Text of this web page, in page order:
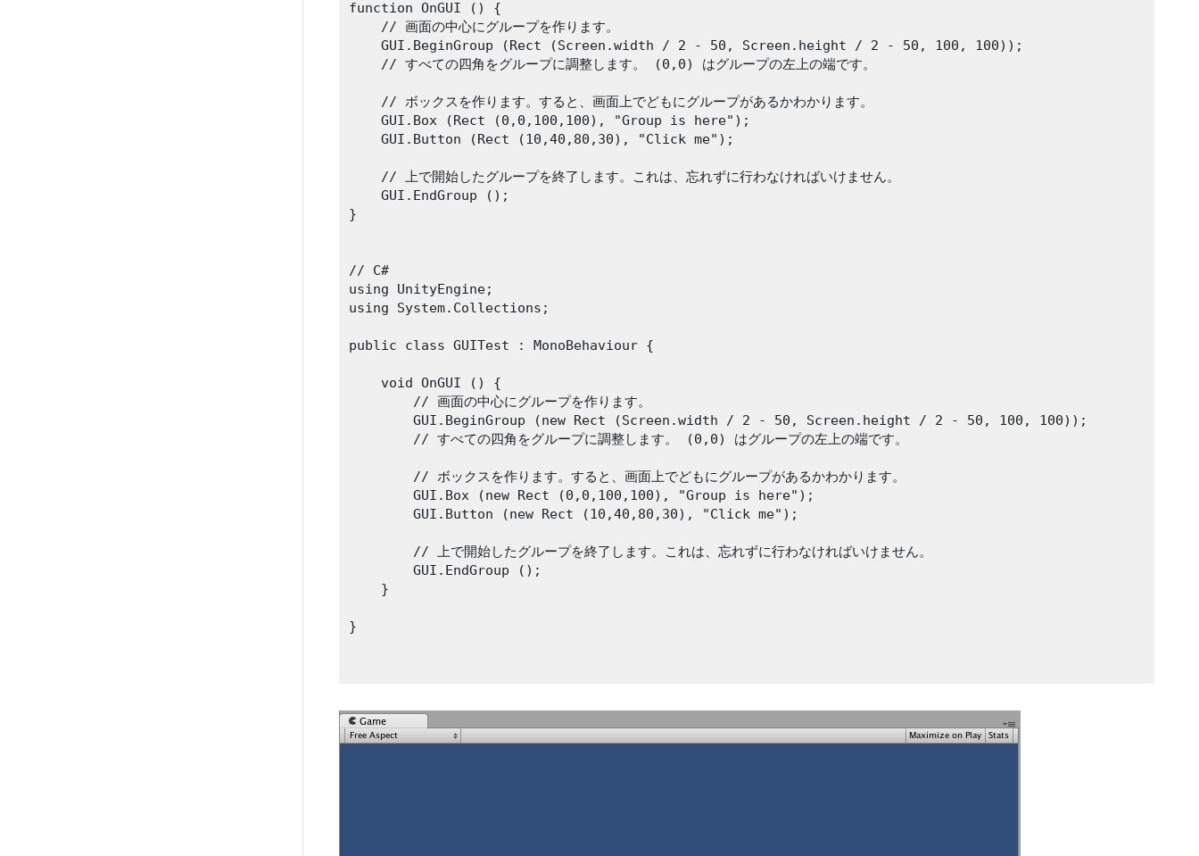
function OnGUI () {
    // 画面の中心にグループを作ります。
    GUI.BeginGroup (Rect (Screen.width / 2 - 50, Screen.height / 2 - 50, 100, 100));
    // すべての四角をグループに調整します。 (0,0) はグループの左上の端です。
    // ボックスを作ります。すると、画面上でどもにグループがあるかわかります。
    GUI.Box (Rect (0,0,100,100), "Group is here");
    GUI.Button (Rect (10,40,80,30), "Click me");
    // 上で開始したグループを終了します。これは、忘れずに行わなければいけません。
    GUI.EndGroup ();
}
// C#
using UnityEngine;
using System.Collections;
public class GUITest : MonoBehaviour {
    void OnGUI () {
        // 画面の中心にグループを作ります。
        GUI.BeginGroup (new Rect (Screen.width / 2 - 50, Screen.height / 2 - 50, 100, 100));
        // すべての四角をグループに調整します。 (0,0) はグループの左上の端です。
        // ボックスを作ります。すると、画面上でどもにグループがあるかわかります。
        GUI.Box (new Rect (0,0,100,100), "Group is here");
        GUI.Button (new Rect (10,40,80,30), "Click me");
        // 上で開始したグループを終了します。これは、忘れずに行わなければいけません。
        GUI.EndGroup ();
    }
}